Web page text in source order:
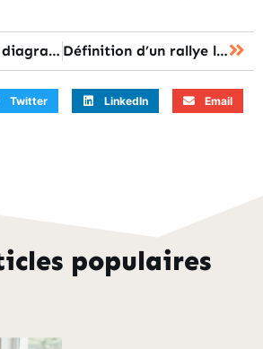
Définition d’un diagramme de Gantt Définition d’un rallye lecture
Twitter LinkedIn Email
populaires